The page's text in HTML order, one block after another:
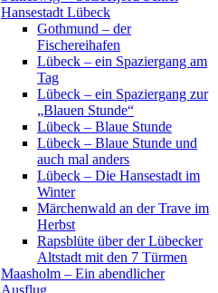
Hansestadt Lübeck
Gothmund – der
Fischereihafen
Lübeck – ein Spaziergang am
Tag
Lübeck – ein Spaziergang zur
„Blauen Stunde“
Lübeck – Blaue Stunde
Lübeck – Blaue Stunde und
auch mal anders
Lübeck – Die Hansestadt im
Winter
Märchenwald an der Trave im
Herbst
Rapsblüte über der Lübecker
Altstadt mit den 7 Türmen
Maasholm – Ein abendlicher
Ausflug